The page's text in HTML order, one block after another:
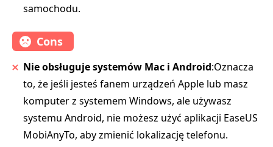
samochodu.
Cons
Nie obsługuje systemów Mac i Android:Oznacza
to, że jeśli jesteś fanem urządzeń Apple lub masz
komputer z systemem Windows, ale używasz
systemu Android, nie możesz użyć aplikacji EaseUS
MobiAnyTo, aby zmienić lokalizację telefonu.